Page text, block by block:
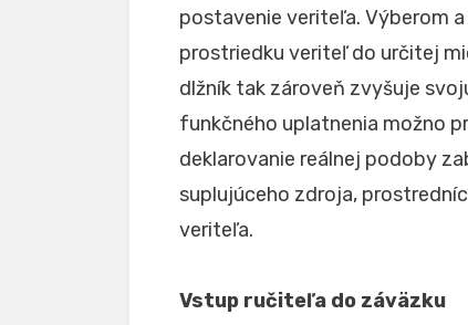
postavenie veriteľa. Výberom
prostriedku veriteľ do určitej
dlžník tak zároveň zvyšuje
funkčného uplatnenia možno
deklarovanie reálnej podoby
suplujúceho zdroja,
veriteľa.
Vstup ručiteľa do záväzku